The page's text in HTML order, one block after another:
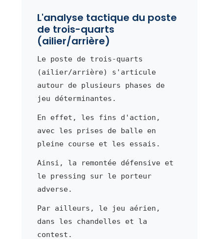
L'analyse tactique du poste
de trois-quarts
(ailier/arrière)
Le poste de trois-quarts
(ailier/arrière) s'articule
autour de plusieurs phases de
jeu déterminantes.
En effet, les fins d'action,
avec les prises de balle en
pleine course et les essais.
Ainsi, la remontée défensive et
le pressing sur le porteur
adverse.
Par ailleurs, le jeu aérien,
dans les chandelles et la
contest.